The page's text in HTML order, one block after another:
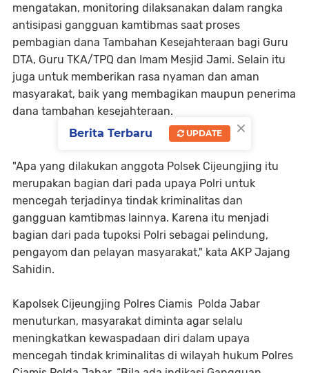
mengatakan, monitoring dilaksanakan dalam rangka
antisipasi gangguan kamtibmas saat proses
pembagian dana Tambahan Kesejahteraan bagi Guru
DTA, Guru TKA/TPQ dan Imam Mesjid Jami. Selain itu
juga untuk memberikan rasa nyaman dan aman
masyarakat, baik yang membagikan maupun penerima
dana tambahan kesejahteraan.
"Apa yang dilakukan anggota Polsek Cijeungjing itu
merupakan bagian dari pada upaya Polri untuk
mencegah terjadinya tindak kriminalitas dan
gangguan kamtibmas lainnya. Karena itu menjadi
bagian dari pada tupoksi Polri sebagai pelindung,
pengayom dan pelayan masyarakat," kata AKP Jajang
Sahidin.
Kapolsek Cijeungjing Polres Ciamis Polda Jabar
menuturkan, masyarakat diminta agar selalu
meningkatkan kewaspadaan diri dalam upaya
mencegah tindak kriminalitas di wilayah hukum Polres
×
Berita Terbaru UPDATE